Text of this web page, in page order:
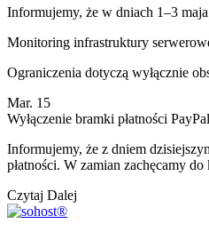
Informujemy, że w dniach 1–3
Monitoring infrastruktury
Ograniczenia dotyczą wyłącznie
Mar. 15
Wyłączenie bramki płatności PayPal
Informujemy, że z dniem
płatności. W zamian zachęcamy
Czytaj Dalej